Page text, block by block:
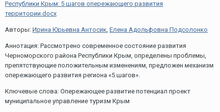
Республики Крым: 5 шагов опережающего развития
территории.docx
Авторы: Ирина Юрьевна Антосик, Елена Адольфовна Подсолонко
Аннотация: Рассмотрено современное состояние развития
Черноморского района Республики Крым, определены проблемы,
препятствующие положительным изменениям, предложен механизм
опережающего развития региона «5 шагов».
Ключевые слова: Опережающее развитие потенциал проект
муниципальное управление туризм Крым